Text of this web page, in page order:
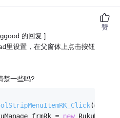
的回复:]
里设置，在父窗体上点击按钮
楚一些吗?
(object
frmRk =
new
赞